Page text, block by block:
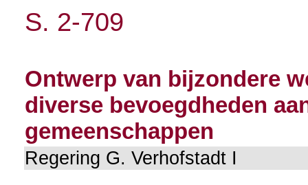
S. 2-709
Ontwerp van bijzondere
diverse bevoegdheden
gemeenschappen
Regering G. Verhofstadt I